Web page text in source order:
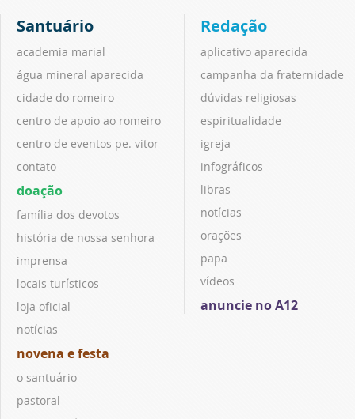
Santuário
academia marial
água mineral aparecida
cidade do romeiro
centro de apoio ao romeiro
centro de eventos pe. vitor
contato
doação
família dos devotos
história de nossa senhora
imprensa
locais turísticos
loja oficial
notícias
novena e festa
o santuário
pastoral
Redação
aplicativo aparecida
campanha da fraternidade
dúvidas religiosas
espiritualidade
igreja
infográficos
libras
notícias
orações
papa
vídeos
anuncie no A12